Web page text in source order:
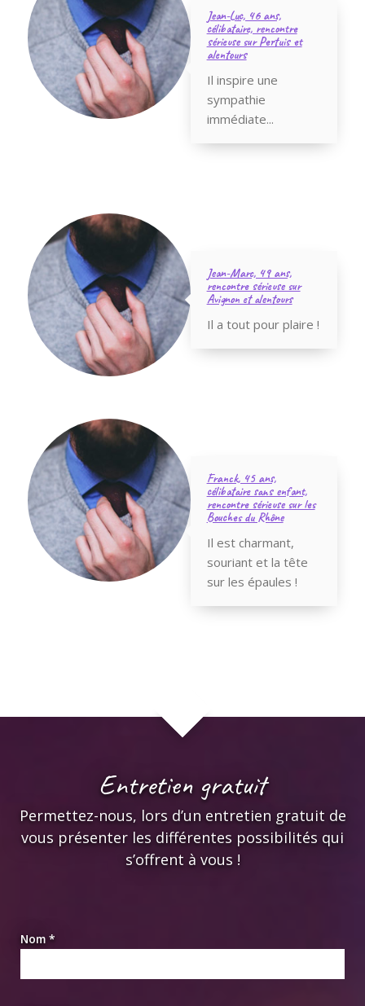
Jean-Luc, 46 ans,
célibataire, rencontre
sérieuse sur Pertuis et
alentours
Il inspire une
sympathie
immédiate...
Jean-Marc, 49 ans,
rencontre sérieuse sur
Avignon et alentours
Il a tout pour plaire !
Franck, 45 ans,
célibataire sans enfant,
rencontre sérieuse sur les
Bouches du Rhône
Il est charmant,
souriant et la tête
sur les épaules !
Entretien gratuit
Permettez-nous, lors d’un entretien gratuit de
vous présenter les différentes possibilités qui
s’offrent à vous !
Nom *